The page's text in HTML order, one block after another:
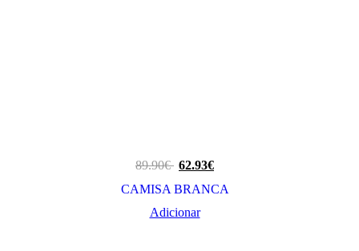
89.90€ 62.93€
CAMISA BRANCA
Adicionar